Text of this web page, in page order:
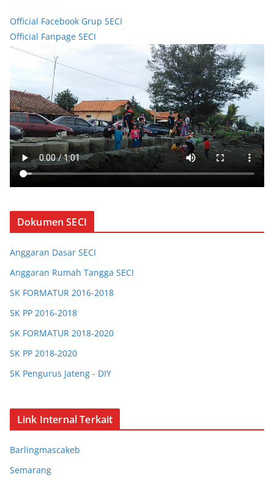
Official Facebook Grup SECI
Official Fanpage SECI
Dokumen SECI
Anggaran Dasar SECI
Anggaran Rumah Tangga SECI
SK FORMATUR 2016-2018
SK PP 2016-2018
SK FORMATUR 2018-2020
SK PP 2018-2020
SK Pengurus Jateng - DIY
SK Chapter Bandung
SK Chapter Bogor
SK Chapter Barlingmascakeb
SK Chapter Semarang
Link Internal Terkait
Barlingmascakeb
Semarang